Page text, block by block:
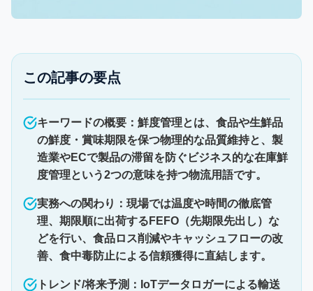
この記事の要点
キーワードの概要：鮮度管理とは、食品や生鮮品
の鮮度・賞味期限を保つ物理的な品質維持と、製
造業やECで製品の滞留を防ぐビジネス的な在庫鮮
度管理という2つの意味を持つ物流用語です。
実務への関わり：現場では温度や時間の徹底管
理、期限順に出荷するFEFO（先期限先出し）な
どを行い、食品ロス削減やキャッシュフローの改
善、食中毒防止による信頼獲得に直結します。
トレンド/将来予測：IoTデータロガーによる輸送